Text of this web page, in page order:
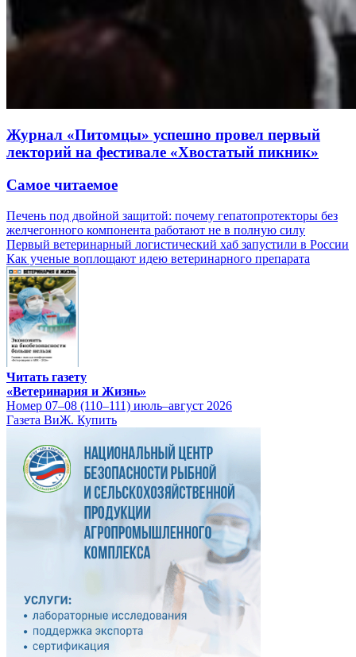
Журнал «Питомцы» успешно провел первый
лекторий на фестивале «Хвостатый пикник»
Самое читаемое
Печень под двойной защитой: почему гепатопротекторы без
желчегонного компонента работают не в полную силу
Первый ветеринарный логистический хаб запустили в России
Как ученые воплощают идею ветеринарного препарата
Читать газету
«Ветеринария и Жизнь»
Номер 07–08 (110–111) июль–август 2026
Газета ВиЖ. Купить